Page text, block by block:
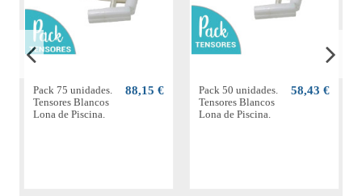
Pack 75 unidades.
Tensores Blancos
Lona de Piscina.
88,15 €
Pack 50 unidades.
Tensores Blancos
Lona de Piscina.
58,43 €